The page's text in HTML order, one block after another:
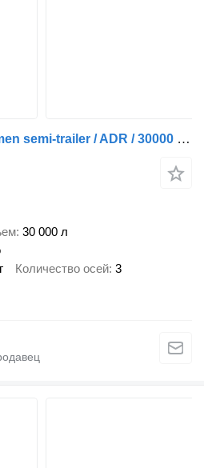
LAG O-3-ST L4BH bitumen semi-trailer / ADR / 30000 l / 4 units
30 000 л
Количество осей 3